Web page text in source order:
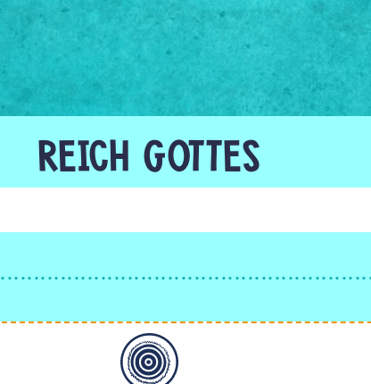
REICH GOTTES